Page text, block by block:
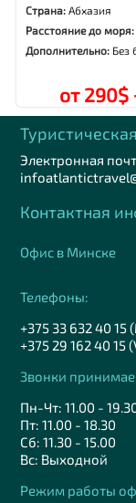
Страна: Абхазия
Расстояние до
Дополнительно: Без
от 290$
Электронная
Контактная
Офис в Минске
Телефоны:
+375 33 632 40 15
+375 29 162 40 15
Звонки
Пн-Чт: 11.00 -
Пт: 11.00 - 18.30
Сб: 11.30 - 15.00
Вс: Выходной
Режим работы